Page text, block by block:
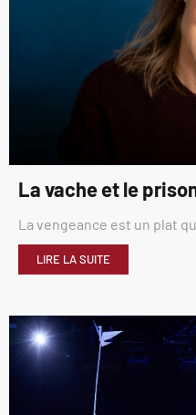
La vache et le
La vengeance est un plat
LIRE LA SUITE